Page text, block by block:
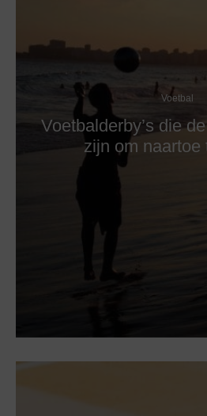
Voetbal
Voetbalderby’s die
zijn om naartoe